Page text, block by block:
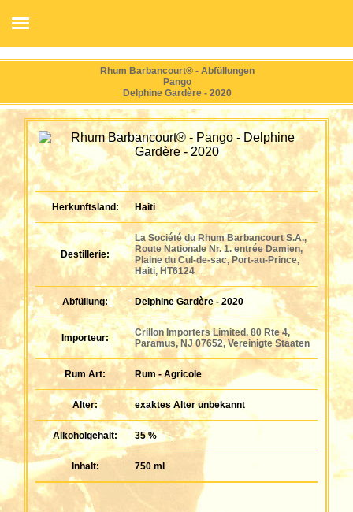
Rhum Barbancourt® - Abfüllungen
Pango
Delphine Gardère - 2020
Herkunftsland: Haiti
Destillerie:
La Société du Rhum Barbancourt S.A.,
Route Nationale Nr. 1. entrée Damien,
Plaine du Cul-de-sac, Port-au-Prince,
Haiti, HT6124
Abfüllung: Delphine Gardère - 2020
Importeur:
Crillon Importers Limited, 80 Rte 4,
Paramus, NJ 07652, Vereinigte Staaten
Rum Art: Rum - Agricole
Alter: exaktes Alter unbekannt
Alkoholgehalt: 35 %
Inhalt: 750 ml